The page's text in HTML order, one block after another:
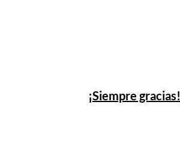
¡Siempre gracias!